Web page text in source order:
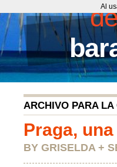
ARCHIVO PARA LA
Praga,
BY GRISELDA +
Al